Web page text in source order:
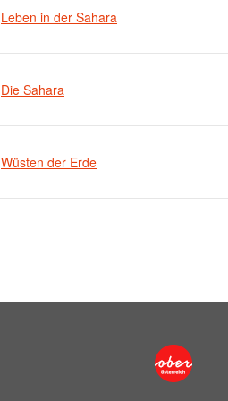
Leben in der Sahara
Die Sahara
Wüsten der Erde